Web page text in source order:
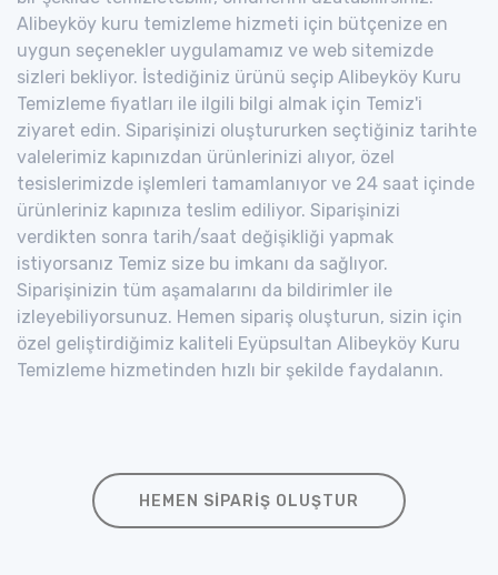
Alibeyköy kuru temizleme hizmeti için bütçenize en
uygun seçenekler uygulamamız ve web sitemizde
sizleri bekliyor. İstediğiniz ürünü seçip Alibeyköy Kuru
Temizleme fiyatları ile ilgili bilgi almak için Temiz'i
ziyaret edin. Siparişinizi oluştururken seçtiğiniz tarihte
valelerimiz kapınızdan ürünlerinizi alıyor, özel
tesislerimizde işlemleri tamamlanıyor ve 24 saat içinde
ürünleriniz kapınıza teslim ediliyor. Siparişinizi
verdikten sonra tarih/saat değişikliği yapmak
istiyorsanız Temiz size bu imkanı da sağlıyor.
Siparişinizin tüm aşamalarını da bildirimler ile
izleyebiliyorsunuz. Hemen sipariş oluşturun, sizin için
özel geliştirdiğimiz kaliteli Eyüpsultan Alibeyköy Kuru
Temizleme hizmetinden hızlı bir şekilde faydalanın.
HEMEN SIPARIŞ OLUŞTUR